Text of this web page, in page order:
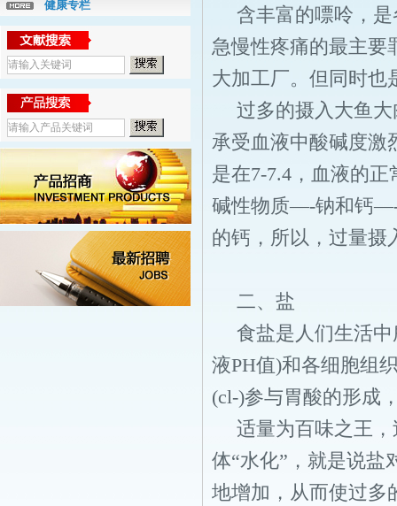
健康专栏
含丰富的嘌呤，
急慢性疼痛的最主要
大加工厂。但同时也
过多的摄入大鱼
承受血液中酸碱度激
是在7-7.4，血液的
碱性物质―-钠和钙―-
的钙，所以，过量摄
二、盐
食盐是人们生活
液PH值)和各细胞组
(cl-)参与胃酸的形成
适量为百味之王
体“水化”，就是说盐
地增加，从而使过多